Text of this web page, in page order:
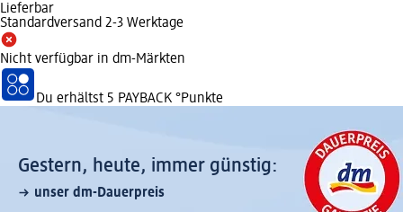
Lieferbar
Standardversand 2-3 Werktage
Nicht verfügbar in dm-Märkten
Du erhältst 5 PAYBACK °Punkte
Gestern, heute, immer günstig:
unser dm-Dauerpreis